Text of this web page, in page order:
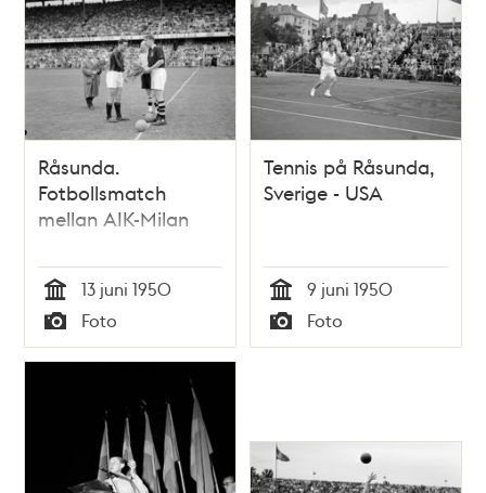
Råsunda.
Fotbollsmatch
mellan AIK-Milan
Tid
13 juni 1950
Typ
Foto
Tennis på Råsunda,
Sverige - USA
Tid
9 juni 1950
Typ
Foto